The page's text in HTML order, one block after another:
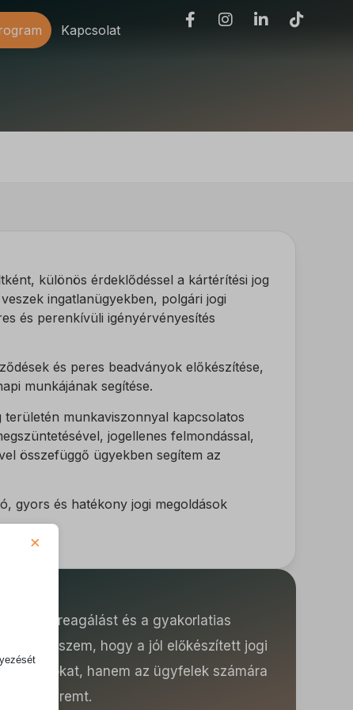
Kapcsolat
különös érdeklődéssel a kártérítési jog
ingatlanügyekben, polgári jogi
és perenkívüli igényérvényesítés
és peres beadványok előkészítése,
munkájának segítése.
munkaviszonnyal kapcsolatos
jogellenes felmondással,
összefüggő ügyekben segítem az
gyors és hatékony jogi megoldások
gyors reagálást és a gyakorlatias
Hiszem, hogy a jól előkészített jogi
eljárásokat, hanem az ügyfelek számára
teremt.
×